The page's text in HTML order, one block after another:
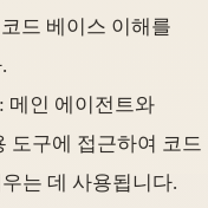
드 베이스 이해를
메인 에이전트와
도구에 접근하여 코드
는 데 사용됩니다.